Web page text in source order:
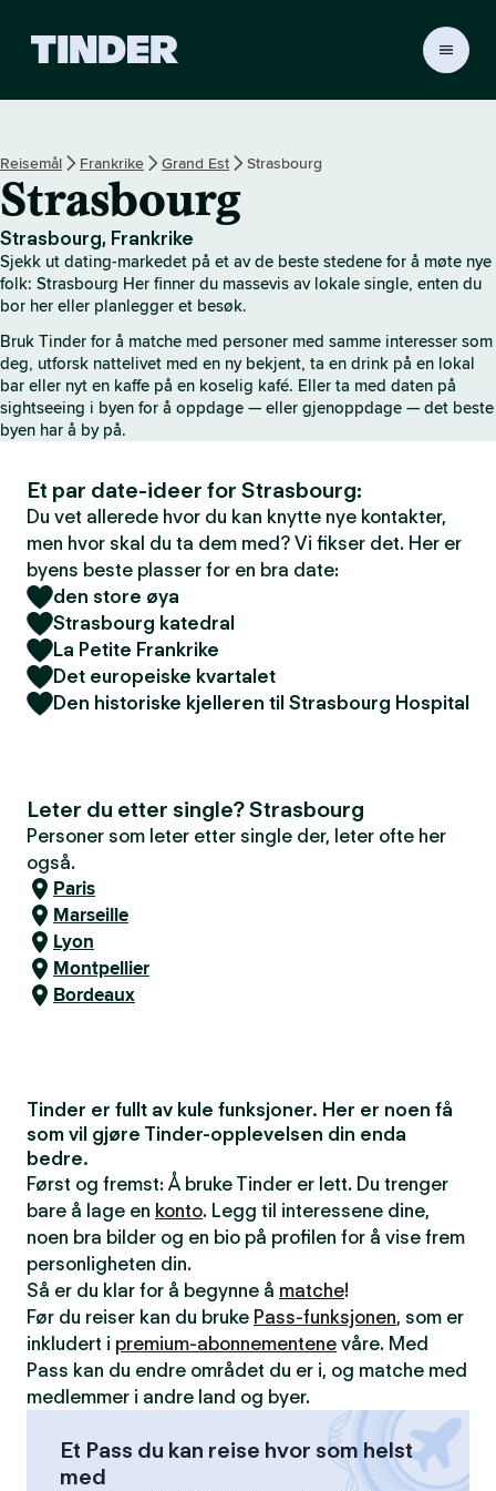
r
h
j
e
m
m
s
i
d
e
Reisemål Frankrike Grand Est Strasbourg
Strasbourg
Strasbourg, Frankrike
Sjekk ut dating-markedet på et av de beste stedene for å møte nye
folk: Strasbourg Her finner du massevis av lokale single, enten du
bor her eller planlegger et besøk.
Bruk Tinder for å matche med personer med samme interesser som
deg, utforsk nattelivet med en ny bekjent, ta en drink på en lokal
bar eller nyt en kaffe på en koselig kafé. Eller ta med daten på
sightseeing i byen for å oppdage — eller gjenoppdage — det beste
byen har å by på.
Et par date-ideer for Strasbourg:
Du vet allerede hvor du kan knytte nye kontakter,
men hvor skal du ta dem med? Vi fikser det. Her er
byens beste plasser for en bra date:
den store øya
Strasbourg katedral
La Petite Frankrike
Det europeiske kvartalet
Den historiske kjelleren til Strasbourg Hospital
Leter du etter single? Strasbourg
Personer som leter etter single der, leter ofte her
også.
Paris
Marseille
Lyon
Montpellier
Bordeaux
Tinder er fullt av kule funksjoner. Her er noen få
som vil gjøre Tinder-opplevelsen din enda
bedre.
Først og fremst: Å bruke Tinder er lett. Du trenger
bare å lage en konto. Legg til interessene dine,
noen bra bilder og en bio på profilen for å vise frem
personligheten din.
Så er du klar for å begynne å matche!
Før du reiser kan du bruke Pass-funksjonen, som er
inkludert i premium-abonnementene våre. Med
Pass kan du endre området du er i, og matche med
medlemmer i andre land og byer.
Et Pass du kan reise hvor som helst
med